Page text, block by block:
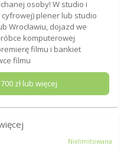
osoby! W studio i
plener lub studio
Wrocławiu, dojazd we
komputerowej
filmu i bankiet
filmu
700zł lub więcej
Nielimitowana